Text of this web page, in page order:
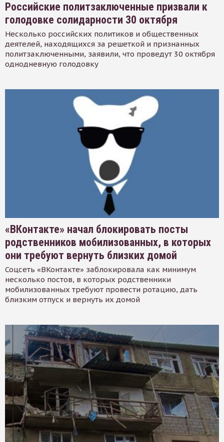
Российские политзаключенные призвали к
голодовке солидарности 30 октября
Несколько российских политиков и общественных
деятелей, находящихся за решеткой и признанных
политзаключенными, заявили, что проведут 30 октября
однодневную голодовку
«ВКонтакте» начал блокировать посты
родственников мобилизованных, в которых
они требуют вернуть близких домой
Соцсеть «ВКонтакте» заблокировала как минимум
несколько постов, в которых родственники
мобилизованных требуют провести ротацию, дать
близким отпуск и вернуть их домой